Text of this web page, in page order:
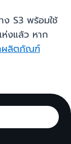
ง S3 พร้อมใช้
งแล้ว หาก
ผลิตภัณฑ์